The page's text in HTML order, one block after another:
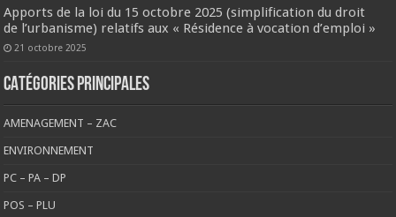
Apports de la loi du 15 octobre 2025 (simplification du droit
de l’urbanisme) relatifs aux « Résidence à vocation d’emploi »
21 octobre 2025
CATÉGORIES PRINCIPALES
AMENAGEMENT – ZAC
ENVIRONNEMENT
PC – PA – DP
POS – PLU